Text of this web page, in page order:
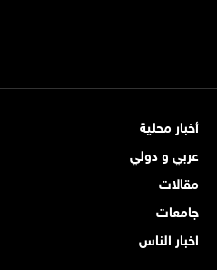
أخبار محلية
عربي و دولي
مقالات
جامعات
اخبار الناس